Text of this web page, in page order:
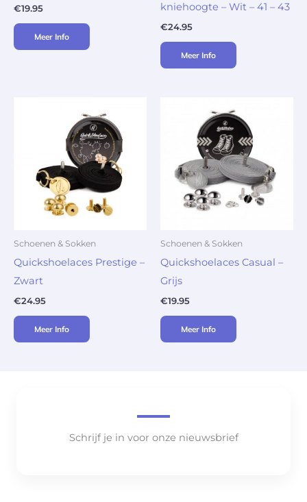
€19.95
Meer Info
kniehoogte – Wit – 41 – 43
€24.95
Meer Info
Schoenen & Sokken
Quickshoelaces Prestige –
Zwart
€24.95
Meer Info
Schoenen & Sokken
Quickshoelaces Casual –
Grijs
€19.95
Meer Info
Schrijf je in voor onze nieuwsbrief